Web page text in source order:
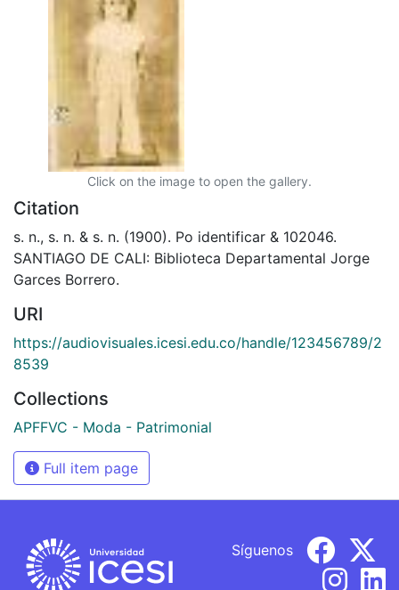
Click on the image to open the gallery.
Citation
s. n., s. n. & s. n. (1900). Po identificar & 102046.
SANTIAGO DE CALI: Biblioteca Departamental Jorge
Garces Borrero.
URI
https://audiovisuales.icesi.edu.co/handle/123456789/2
8539
Collections
APFFVC - Moda - Patrimonial
Full item page
Síguenos